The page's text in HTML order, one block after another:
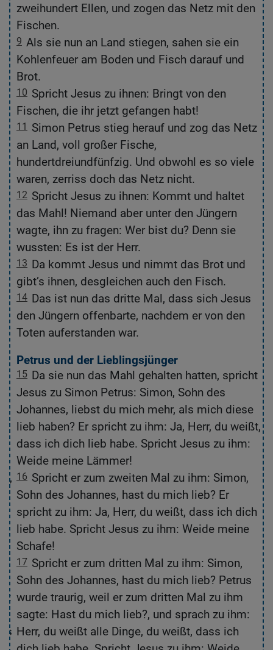
zweihundert Ellen, und zogen das Netz mit den
Fischen.
9 Als sie nun an Land stiegen, sahen sie ein
Kohlenfeuer am Boden und Fisch darauf und
Brot.
10 Spricht Jesus zu ihnen: Bringt von den
Fischen, die ihr jetzt gefangen habt!
11 Simon Petrus stieg herauf und zog das Netz
an Land, voll großer Fische,
hundertdreiundfünfzig. Und obwohl es so viele
waren, zerriss doch das Netz nicht.
12 Spricht Jesus zu ihnen: Kommt und haltet
das Mahl! Niemand aber unter den Jüngern
wagte, ihn zu fragen: Wer bist du? Denn sie
wussten: Es ist der Herr.
13 Da kommt Jesus und nimmt das Brot und
gibt’s ihnen, desgleichen auch den Fisch.
14 Das ist nun das dritte Mal, dass sich Jesus
den Jüngern offenbarte, nachdem er von den
Toten auferstanden war.
Petrus und der Lieblingsjünger
15 Da sie nun das Mahl gehalten hatten, spricht
Jesus zu Simon Petrus: Simon, Sohn des
Johannes, liebst du mich mehr, als mich diese
lieb haben? Er spricht zu ihm: Ja, Herr, du weißt,
dass ich dich lieb habe. Spricht Jesus zu ihm:
Weide meine Lämmer!
16 Spricht er zum zweiten Mal zu ihm: Simon,
Sohn des Johannes, hast du mich lieb? Er
spricht zu ihm: Ja, Herr, du weißt, dass ich dich
lieb habe. Spricht Jesus zu ihm: Weide meine
Schafe!
17 Spricht er zum dritten Mal zu ihm: Simon,
Sohn des Johannes, hast du mich lieb? Petrus
wurde traurig, weil er zum dritten Mal zu ihm
sagte: Hast du mich lieb?, und sprach zu ihm:
Herr, du weißt alle Dinge, du weißt, dass ich